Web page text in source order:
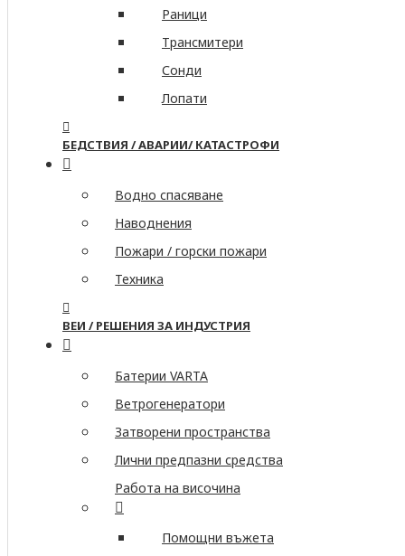
Раници
Трансмитери
Сонди
Лопати
БЕДСТВИЯ / АВАРИИ/ КАТАСТРОФИ
Водно спасяване
Наводнения
Пожари / горски пожари
Техника
ВЕИ / РЕШЕНИЯ ЗА ИНДУСТРИЯ
Батерии VARTA
Ветрогенератори
Затворени пространства
Лични предпазни средства
Работа на височина
Помощни въжета